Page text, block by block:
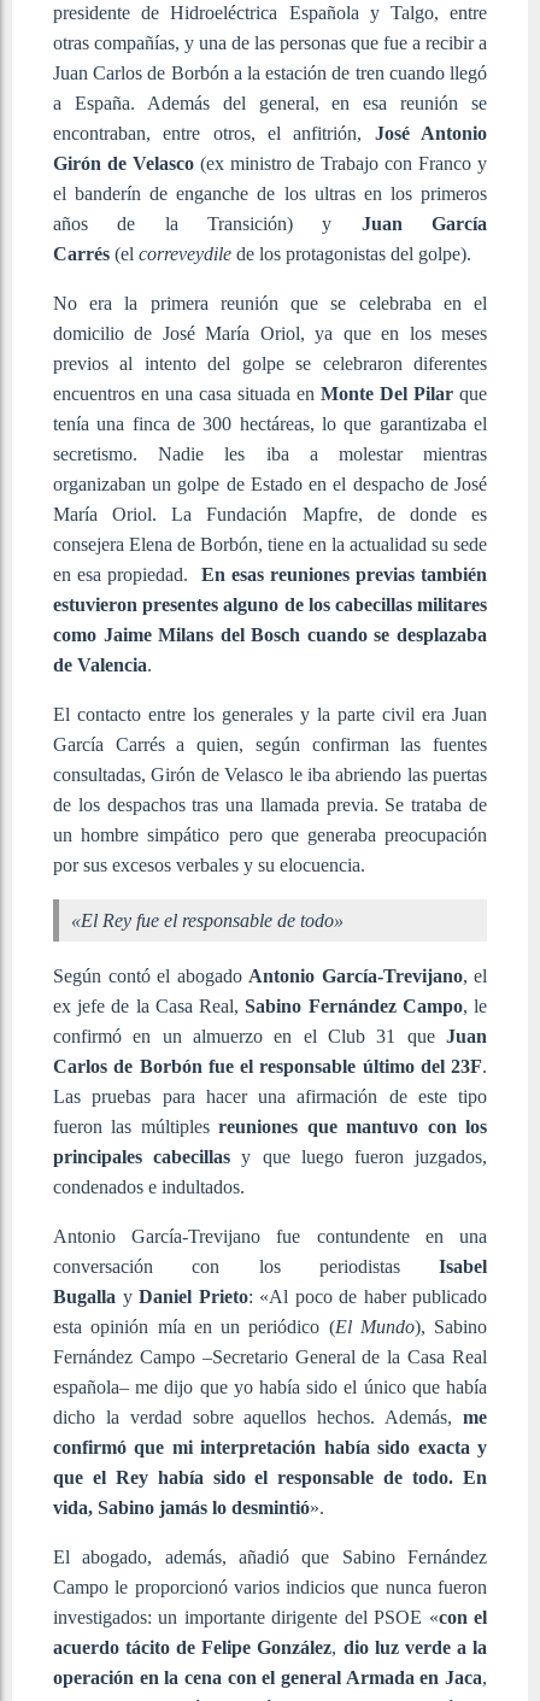
presidente de Hidroeléctrica Española y Talgo, entre
otras compañías, y una de las personas que fue a recibir a
Juan Carlos de Borbón a la estación de tren cuando llegó
a España. Además del general, en esa reunión se
encontraban, entre otros, el anfitrión, José Antonio
Girón de Velasco(ex ministro de Trabajo con Franco y
el banderín de enganche de los ultras en los primeros
años de la Transición) y Juan García
Carrés (el correveydile de los protagonistas del golpe).
No era la primera reunión que se celebraba en el
domicilio de José María Oriol, ya que en los meses
previos al intento del golpe se celebraron diferentes
encuentros en una casa situada en Monte Del Pilar que
tenía una finca de 300 hectáreas, lo que garantizaba el
secretismo. Nadie les iba a molestar mientras
organizaban un golpe de Estado en el despacho de José
María Oriol. La Fundación Mapfre, de donde es
consejera Elena de Borbón, tiene en la actualidad su sede
en esa propiedad. En esas reuniones previas también
estuvieron presentes alguno de los cabecillas militares
como Jaime Milans del Bosch cuando se desplazaba
de Valencia.
El contacto entre los generales y la parte civil era Juan
García Carrés a quien, según confirman las fuentes
consultadas, Girón de Velasco le iba abriendo las puertas
de los despachos tras una llamada previa. Se trataba de
un hombre simpático pero que generaba preocupación
por sus excesos verbales y su elocuencia.
«El Rey fue el responsable de todo»
Según contó el abogado Antonio García-Trevijano, el
ex jefe de la Casa Real,Sabino Fernández Campo, le
confirmó en un almuerzo en el Club 31 que Juan
Carlos de Borbón fue el responsable último del 23F.
Las pruebas para hacer una afirmación de este tipo
fueron las múltiplesreuniones que mantuvo con los
principales cabecillas y que luego fueron juzgados,
condenados e indultados.
Antonio García-Trevijano fue contundente en una
conversación con los periodistas Isabel
Bugalla y Daniel Prieto: «Al poco de haber publicado
esta opinión mía en un periódico (El Mundo), Sabino
Fernández Campo –Secretario General de la Casa Real
española– me dijo que yo había sido el único que había
dicho la verdad sobre aquellos hechos. Además, me
confirmó que mi interpretación había sido exacta y
que el Rey había sido el responsable de todo. En
vida, Sabino jamás lo desmintió».
El abogado, además, añadió que Sabino Fernández
Campo le proporcionó varios indicios que nunca fueron
investigados: un importante dirigente del PSOE «con el
acuerdo tácito de Felipe González, dio luz verde a la
operación en la cena con el general Armada en Jaca,